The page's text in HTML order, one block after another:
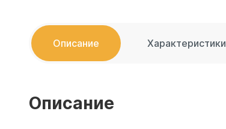
Описание Характеристики
Описание